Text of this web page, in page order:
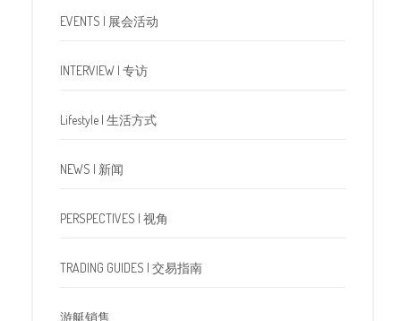
EVENTS | 展会活动
INTERVIEW | 专访
Lifestyle | 生活方式
NEWS | 新闻
PERSPECTIVES | 视角
TRADING GUIDES | 交易指南
游艇销售